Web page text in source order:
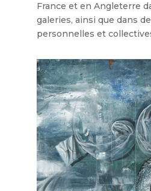
France et en Angleterre
galeries, ainsi que dans
personnelles et